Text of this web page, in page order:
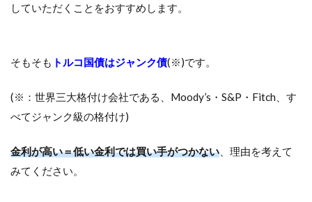
していただくことをおすすめします。
そもそも トルコ国債はジャンク債(※)です。
(※：世界三大格付け会社である、Moody’s・S&P・Fitch、す
べてジャンク級の格付け)
金利が高い＝低い金利では買い手がつかない 、理由を考えて
みてください。